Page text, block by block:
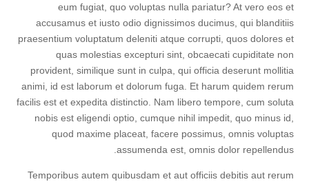
eum fugiat, quo voluptas nulla pariatur? At vero eos et
accusamus et iusto odio dignissimos ducimus, qui blanditiis
praesentium voluptatum deleniti atque corrupti, quos dolores et
quas molestias excepturi sint, obcaecati cupiditate non
provident, similique sunt in culpa, qui officia deserunt mollitia
animi, id est laborum et dolorum fuga. Et harum quidem rerum
facilis est et expedita distinctio. Nam libero tempore, cum soluta
nobis est eligendi optio, cumque nihil impedit, quo minus id,
quod maxime placeat, facere possimus, omnis voluptas
assumenda est, omnis dolor repellendus.
Temporibus autem quibusdam et aut officiis debitis aut rerum